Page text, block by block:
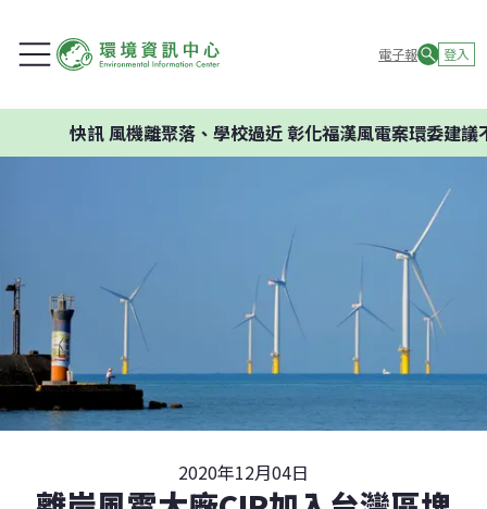
電子報 登入
風機離聚落、學校過近 彰化福漢風電案環委建議不應開
2020年12月04日